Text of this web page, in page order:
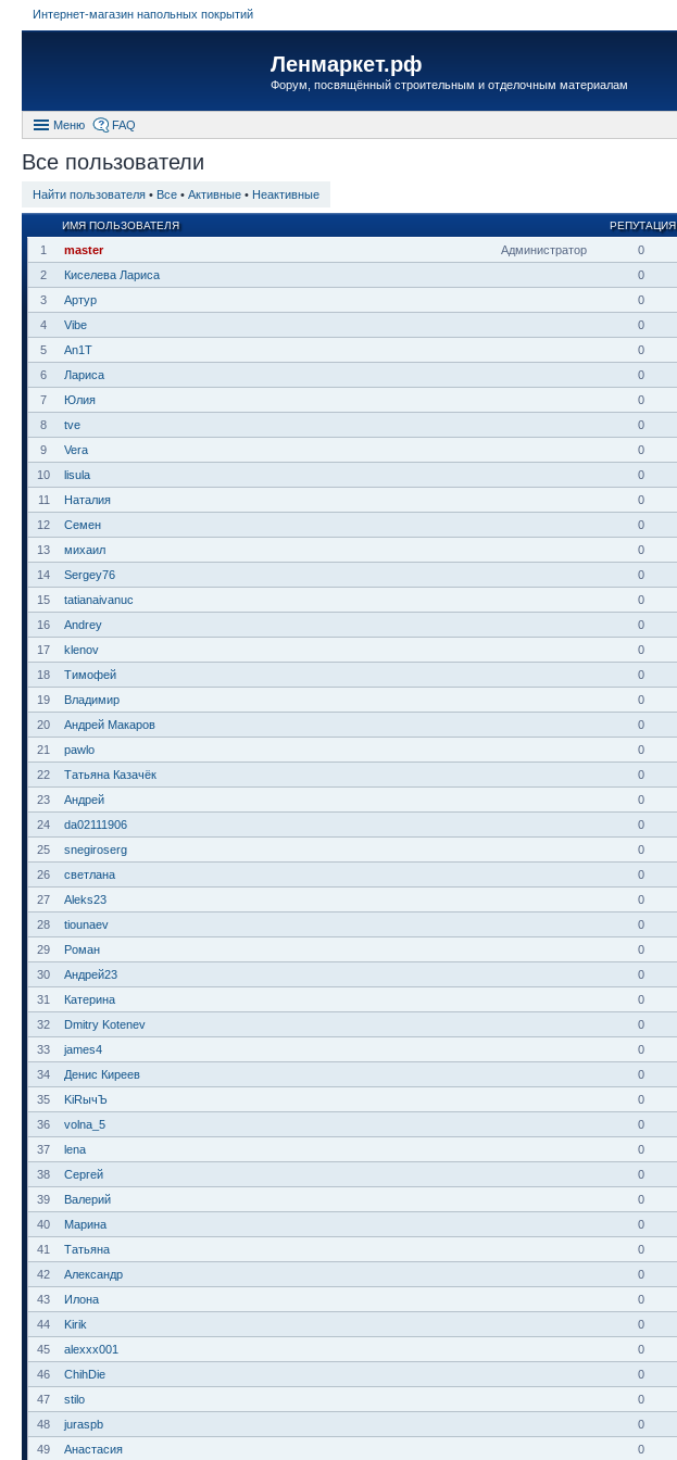
Интернет-магазин напольных покрытий
Ленмаркет.рф
Форум, посвящённый строительным и отделочным материалам
Меню FAQ
Все пользователи
Найти пользователя • Все • Активные • Неактивные
ИМЯ ПОЛЬЗОВАТЕЛЯ РЕПУТАЦИЯ
1 Администратор
master 0
2
Киселева Лариса 0
3
Артур 0
4
Vibe 0
5
An1T 0
6
Лариса 0
7
Юлия 0
8
tve 0
9
Vera 0
10
lisula 0
11
Наталия 0
12
Семен 0
13
михаил 0
14
Sergey76 0
15
tatianaivanuc 0
16
Andrey 0
17
klenov 0
18
Тимофей 0
19
Владимир 0
20
Андрей Макаров 0
21
pawlo 0
22
Татьяна Казачёк 0
23
Андрей 0
24
da02111906 0
25
snegiroserg 0
26
светлана 0
27
Aleks23 0
28
tiounaev 0
29
Роман 0
30
Андрей23 0
31
Катерина 0
32
Dmitry Kotenev 0
33
james4 0
34
Денис Киреев 0
35
KiRычЪ 0
36
volna_5 0
37
lena 0
38
Сергей 0
39
Валерий 0
40
Марина 0
41
Татьяна 0
42
Александр 0
43
Илона 0
44
Kirik 0
45
alexxx001 0
46
ChihDie 0
47
stilo 0
48
juraspb 0
49
Анастасия 0